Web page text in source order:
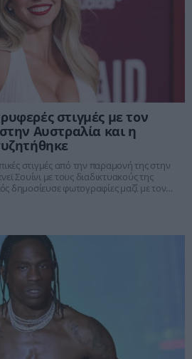
στιγμές με τον
Αυστραλία και η
στιγμές από την παραμονή της στην
Σουίνι με τους διαδικτυακούς της
δημοσίευσε φωτογραφίες μαζί με τον
αλλά και στιγμιότυπα από τις
που δοκίμασαν, ενώ μία ιδιαίτερη
και προκάλεσε πλήθος σχολίων στα social